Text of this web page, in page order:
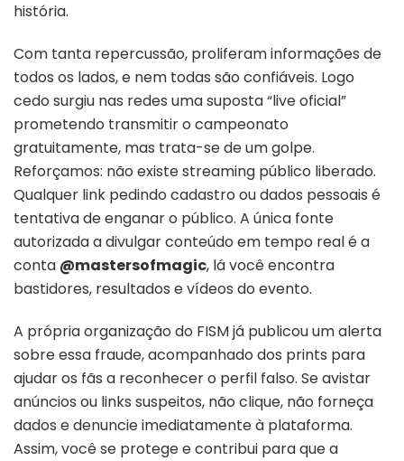
história.
Com tanta repercussão, proliferam informações de
todos os lados, e nem todas são confiáveis. Logo
cedo surgiu nas redes uma suposta “live oficial”
prometendo transmitir o campeonato
gratuitamente, mas trata-se de um golpe.
Reforçamos: não existe streaming público liberado.
Qualquer link pedindo cadastro ou dados pessoais é
tentativa de enganar o público. A única fonte
autorizada a divulgar conteúdo em tempo real é a
conta @mastersofmagic, lá você encontra
bastidores, resultados e vídeos do evento.
A própria organização do FISM já publicou um alerta
sobre essa fraude, acompanhado dos prints para
ajudar os fãs a reconhecer o perfil falso. Se avistar
anúncios ou links suspeitos, não clique, não forneça
dados e denuncie imediatamente à plataforma.
Assim, você se protege e contribui para que a